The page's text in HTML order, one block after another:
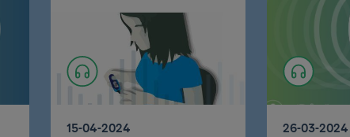
15-04-2024 26-03-2024